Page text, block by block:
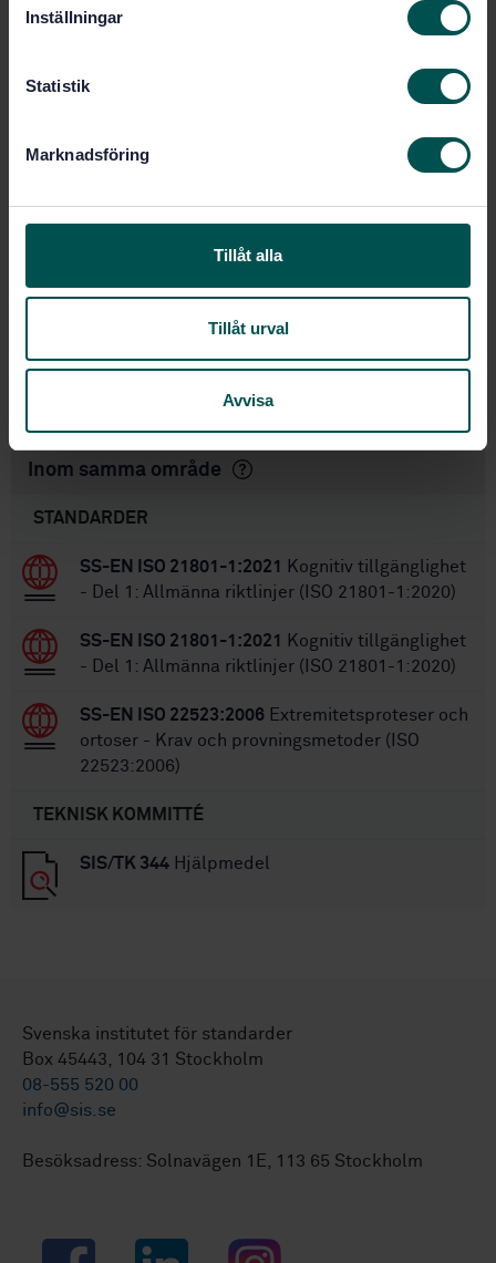
Inställningar
Statistik
Marknadsföring
Tillåt alla
Tillåt urval
Avvisa
Språk: Engelska
Internationell titel:
Assistive products for
persons with disability - Classification
Artikelnummer:
2011-08-04
Finns även på: SS-EN ISO 9999:2011
SS-EN ISO 9999:2007/AC:2009
SS-EN ISO 9999:2007
Ersätts av: SS-EN ISO 9999:2016,SS-EN ISO
Inom samma område
STANDARDER
SS-EN ISO 21801-1:2021
Kognitiv tillgänglighet
- Del 1: Allmänna riktlinjer (ISO 21801-1:2020)
SS-EN ISO 21801-1:2021
Kognitiv tillgänglighet
- Del 1: Allmänna riktlinjer (ISO 21801-1:2020)
SS-EN ISO 22523:2006 Extremitetsproteser och
ortoser - Krav och provningsmetoder (ISO
22523:2006)
TEKNISK KOMMITTÉ
SIS/TK 344 Hjälpmedel
Svenska institutet för standarder
Box 45443, 104 31 Stockholm
08-555 520 00
info@sis.se
Besöksadress: Solnavägen 1E, 113 65 Stockholm
Facebook LinkedIn Instagram